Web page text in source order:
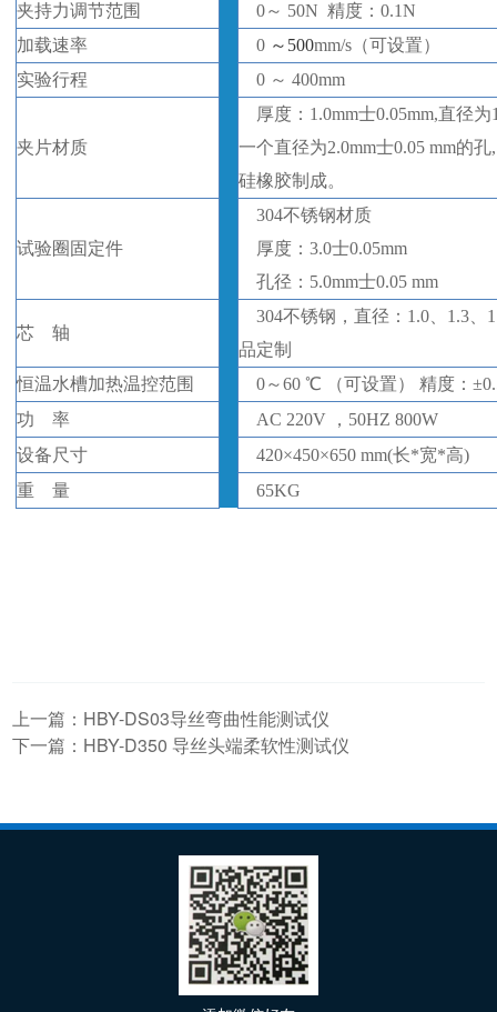
夹持力调节范围
0～ 50N 精度：0.1N
加载速率
0 ～ 500mm/s（可设置）
实验行程
0 ～ 400mm
夹片材质
厚度： 1.0mm士0.05mm,直径
一个直径为2.0mm士0.05 mm的
硅橡胶制成。
试验圈固定件
304不锈钢材质
厚度： 3.0士0.05mm
孔径： 5.0mm士0.05 mm
芯 轴
304不锈钢，直径：1.0、1.3、
品定制
恒温水槽加热温控范围
0～60 ℃ （可设置） 精度： ±
功
率
AC 220V ，50HZ 800W
设备尺寸 420×450×650 mm(长*宽*高)
重
量 65KG
上一篇： HBY-DS03导丝弯曲性能测试仪
下一篇： HBY-D350 导丝头端柔软性测试仪